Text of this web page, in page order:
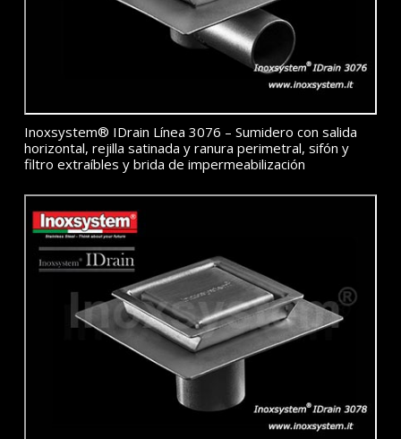
Inoxsystem® IDrain Línea 3076 – Sumidero con salida
horizontal, rejilla satinada y ranura perimetral, sifón y
filtro extraíbles y brida de impermeabilización